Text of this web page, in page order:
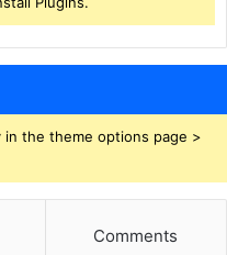
in the theme options page >
Comments